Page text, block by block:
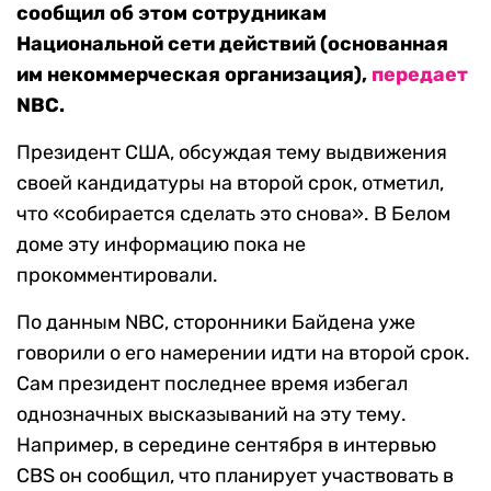
сообщил об этом сотрудникам
Национальной сети действий (основанная
им некоммерческая организация), передает
NBC.
Президент США, обсуждая тему выдвижения
своей кандидатуры на второй срок, отметил,
что «собирается сделать это снова». В Белом
доме эту информацию пока не
прокомментировали.
По данным NBC, сторонники Байдена уже
говорили о его намерении идти на второй срок.
Сам президент последнее время избегал
однозначных высказываний на эту тему.
Например, в середине сентября в интервью
CBS он сообщил, что планирует участвовать в